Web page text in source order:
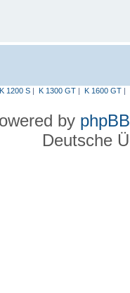
K 1200 S| K 1300 GT| K 1600 GT|
by phpBB
Deutsche